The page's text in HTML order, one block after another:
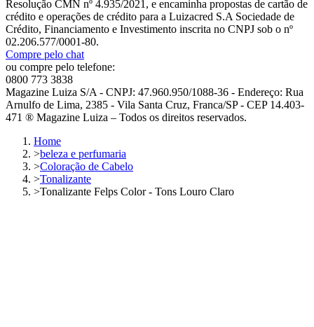
Resolução CMN nº 4.935/2021, e encaminha propostas de cartão de
crédito e operações de crédito para a Luizacred S.A Sociedade de
Crédito, Financiamento e Investimento inscrita no CNPJ sob o nº
02.206.577/0001-80.
Compre pelo chat
ou compre pelo telefone:
0800 773 3838
Magazine Luiza S/A - CNPJ: 47.960.950/1088-36 - Endereço: Rua
Arnulfo de Lima, 2385 - Vila Santa Cruz, Franca/SP - CEP 14.403-
471 ® Magazine Luiza – Todos os direitos reservados.
Home
>beleza e perfumaria
>Coloração de Cabelo
>Tonalizante
>Tonalizante Felps Color - Tons Louro Claro